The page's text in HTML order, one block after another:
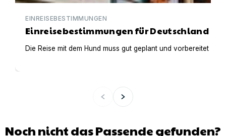
EINREISEBESTIMMUNGEN
Einreisebestimmungen für Deutschland
Die Reise mit dem Hund muss gut geplant und vorbereitet
Noch nicht das Passende gefunden?